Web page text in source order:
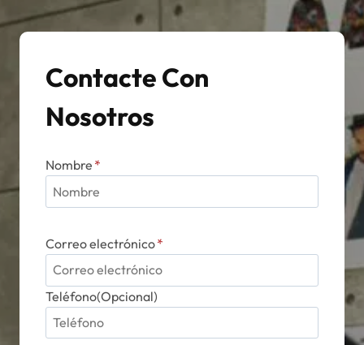
pueden
elegir
la
página
Contacte Con
Nosotros
Nombre *
Correo electrónico*
Teléfono(Opcional)